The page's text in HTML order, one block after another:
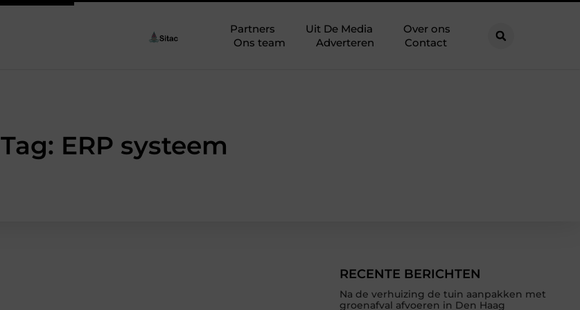
Partners Uit De Media
Over ons
Ons team
Adverteren Contact
Tag: ERP systeem
RECENTE BERICHTEN
Na de verhuizing de tuin aanpakken met
groenafval afvoeren in Den Haag